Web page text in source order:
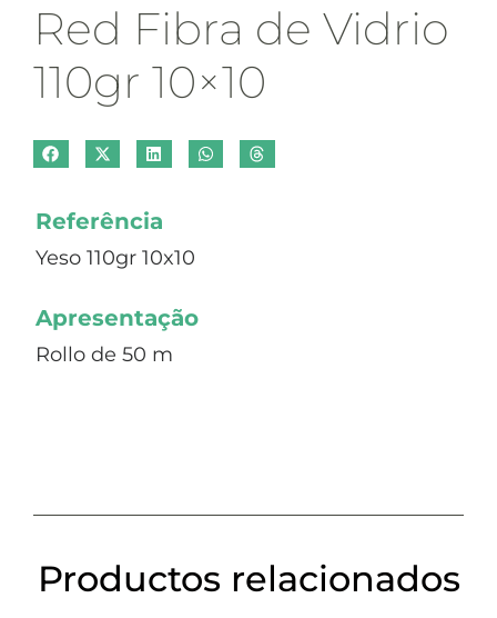
Red Fibra de Vidrio
110gr 10×10
Referência
Yeso 110gr 10x10
Apresentação
Rollo de 50 m
Productos relacionados